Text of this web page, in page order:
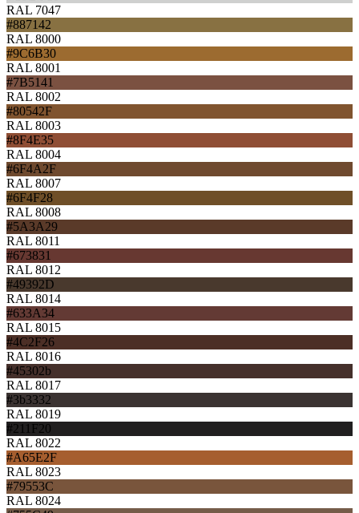
RAL 7047
#887142
RAL 8000
#9C6B30
RAL 8001
#7B5141
RAL 8002
#80542F
RAL 8003
#8F4E35
RAL 8004
#6F4A2F
RAL 8007
#6F4F28
RAL 8008
#5A3A29
RAL 8011
#673831
RAL 8012
#49392D
RAL 8014
#633A34
RAL 8015
#4C2F26
RAL 8016
#45302b
RAL 8017
#3b3332
RAL 8019
#211F20
RAL 8022
#A65E2F
RAL 8023
#79553C
RAL 8024